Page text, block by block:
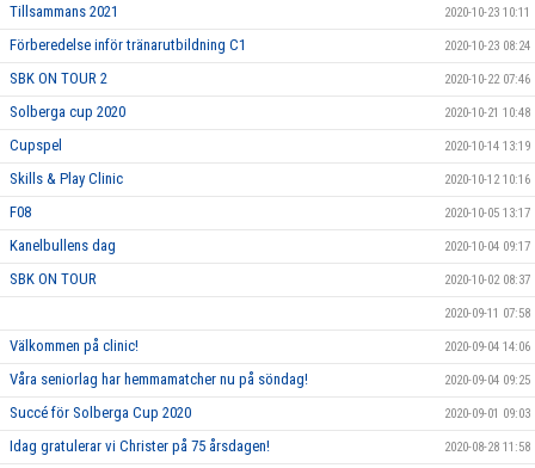
Tillsammans 2021 2020-10-23 10:11
Förberedelse inför tränarutbildning C1 2020-10-23 08:24
SBK ON TOUR 2 2020-10-22 07:46
Solberga cup 2020 2020-10-21 10:48
Cupspel 2020-10-14 13:19
Skills & Play Clinic 2020-10-12 10:16
F08 2020-10-05 13:17
Kanelbullens dag 2020-10-04 09:17
SBK ON TOUR 2020-10-02 08:37
2020-09-11 07:58
Välkommen på clinic! 2020-09-04 14:06
Våra seniorlag har hemmamatcher nu på söndag! 2020-09-04 09:25
Succé för Solberga Cup 2020 2020-09-01 09:03
Idag gratulerar vi Christer på 75 årsdagen! 2020-08-28 11:58